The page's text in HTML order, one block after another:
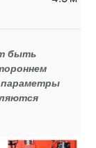
быть
параметры